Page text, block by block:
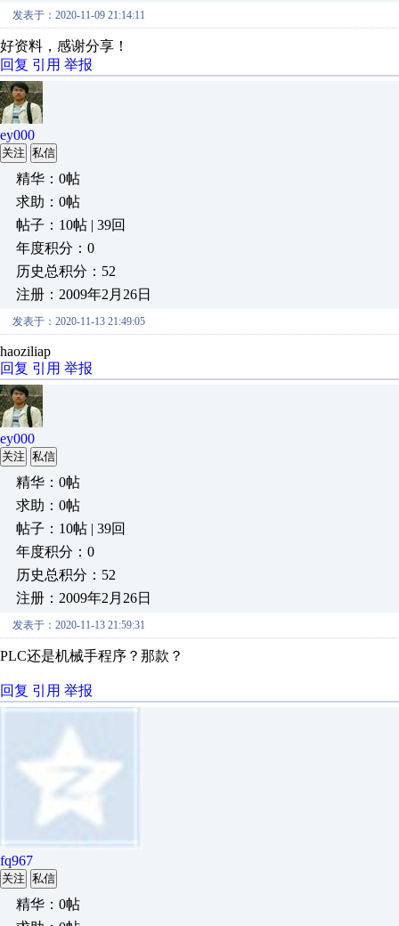
发表于：2020-11-09 21:14:11
好资料，感谢分享！
回复 引用 举报
ey000
关注 私信
精华：0帖
求助：0帖
帖子：10帖 | 39回
年度积分：0
历史总积分：52
注册：2009年2月26日
发表于：2020-11-13 21:49:05
haoziliap
回复 引用 举报
ey000
关注 私信
精华：0帖
求助：0帖
帖子：10帖 | 39回
年度积分：0
历史总积分：52
注册：2009年2月26日
发表于：2020-11-13 21:59:31
PLC还是机械手程序？那款？
回复 引用 举报
fq967
关注 私信
精华：0帖